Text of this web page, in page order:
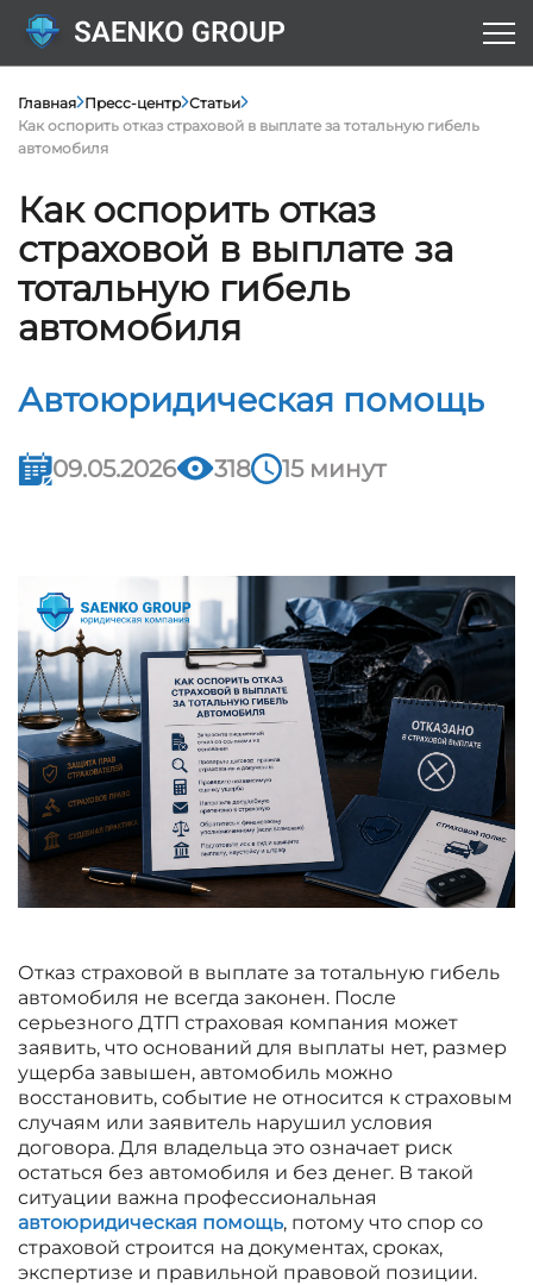
Главная Пресс-центр Статьи
Как оспорить отказ страховой в выплате за тотальную гибель
автомобиля
Как оспорить отказ
страховой в выплате за
тотальную гибель
автомобиля
Автоюридическая помощь
09.05.2026 318 15 минут
Отказ страховой в выплате за тотальную гибель
автомобиля не всегда законен. После
серьезного ДТП страховая компания может
заявить, что оснований для выплаты нет, размер
ущерба завышен, автомобиль можно
восстановить, событие не относится к страховым
случаям или заявитель нарушил условия
договора. Для владельца это означает риск
остаться без автомобиля и без денег. В такой
ситуации важна профессиональная
автоюридическая помощь, потому что спор со
страховой строится на документах, сроках,
экспертизе и правильной правовой позиции.